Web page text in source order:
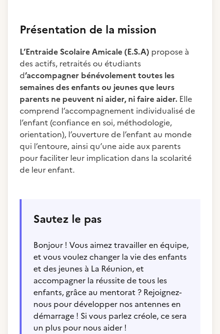
Présentation de la mission
L’Entraide Scolaire Amicale (E.S.A) propose à
des actifs, retraités ou étudiants
d’accompagner bénévolement toutes les
semaines des enfants ou jeunes que leurs
parents ne peuvent ni aider, ni faire aider. Elle
comprend l’accompagnement individualisé de
l’enfant (confiance en soi, méthodologie,
orientation), l’ouverture de l’enfant au monde
qui l’entoure, ainsi qu’une aide aux parents
pour faciliter leur implication dans la scolarité
de leur enfant.
Sautez le pas
Bonjour ! Vous aimez travailler en équipe,
et vous voulez changer la vie des enfants
et des jeunes à La Réunion, et
accompagner la réussite de tous les
enfants, grâce au mentorat ? Rejoignez-
nous pour développer nos antennes en
démarrage ! Si vous parlez créole, ce sera
un plus pour nous aider !